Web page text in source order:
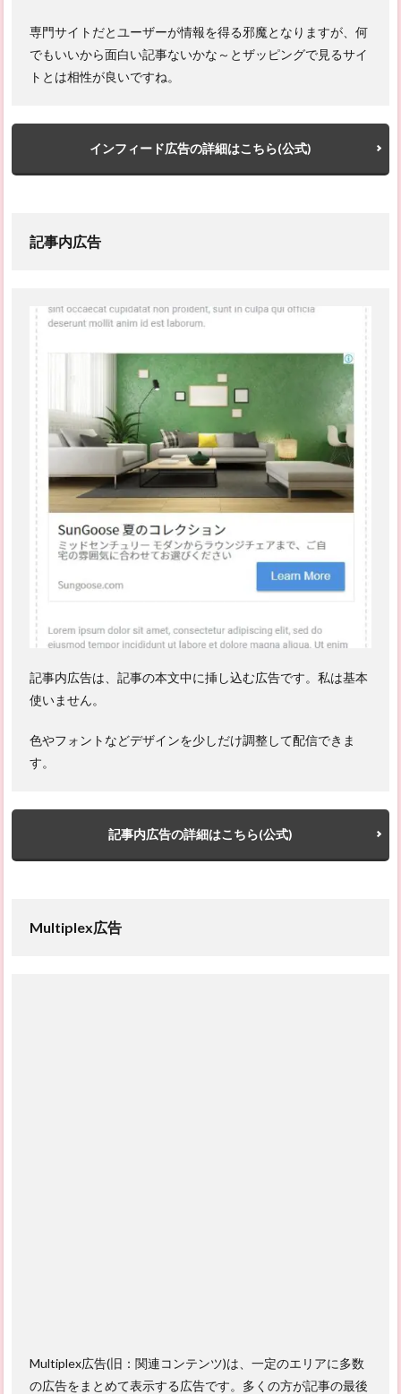
専門サイトだとユーザーが情報を得る邪魔となりますが、何
でもいいから面白い記事ないかな～とザッピングで見るサイ
トとは相性が良いですね。
インフィード広告の詳細はこちら(公式)
記事内広告
記事内広告は、記事の本文中に挿し込む広告です。私は基本
使いません。
色やフォントなどデザインを少しだけ調整して配信できま
す。
記事内広告の詳細はこちら(公式)
Multiplex広告
Multiplex広告(旧：関連コンテンツ)は、一定のエリアに多数
の広告をまとめて表示する広告です。多くの方が記事の最後